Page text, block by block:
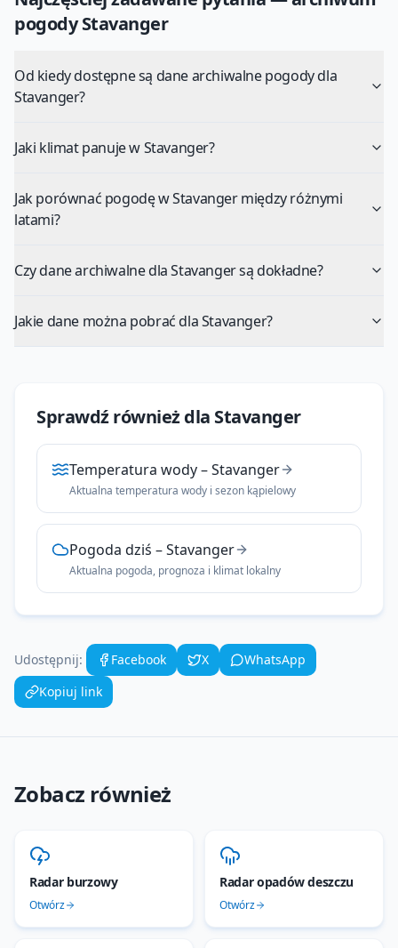
pogodyStavanger
Od kiedy dostępne są dane archiwalne pogody dla
Stavanger?
Jaki klimat panuje w Stavanger?
Jak porównać pogodę w Stavanger między różnymi
latami?
Czy dane archiwalne dla Stavanger są dokładne?
Jakie dane można pobrać dla Stavanger?
Sprawdź również dla Stavanger
Temperatura wody–Stavanger
Aktualna temperatura wody i sezon kąpielowy
Pogoda dziś –Stavanger
Aktualna pogoda, prognoza i klimat lokalny
Udostępnij: Facebook X
WhatsApp
Kopiuj link
Zobacz również
Radar burzowy
Otwórz
Radar opadów deszczu
Otwórz